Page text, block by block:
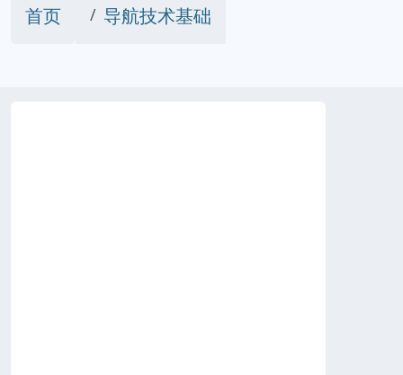
首页 导航技术基础